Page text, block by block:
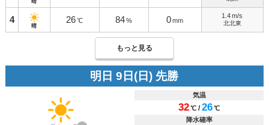
晴
4
晴
26 ℃ 84 % 0 mm
1.4 m/s
北北東
もっと見る
明日 9日(日) 先勝
気温
32℃ /26℃
降水確率